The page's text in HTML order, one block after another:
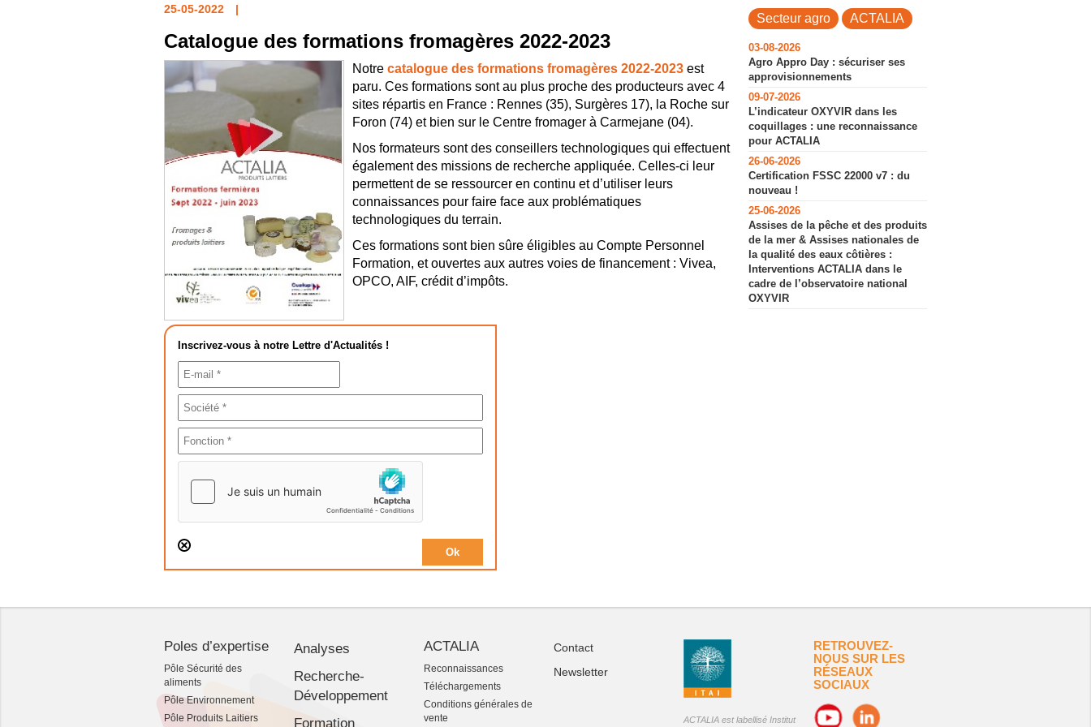
25-05-2022
Catalogue des formations fromagères 2022-2023
Notre catalogue des formations fromagères 2022-2023 est
paru. Ces formations sont au plus proche des producteurs avec 4
sites répartis en France : Rennes (35), Surgères 17), la Roche sur
Foron (74) et bien sur le Centre fromager à Carmejane (04).
Nos formateurs sont des conseillers technologiques qui effectuent
également des missions de recherche appliquée. Celles-ci leur
permettent de se ressourcer en continu et d’utiliser leurs
connaissances pour faire face aux problématiques
technologiques du terrain.
Ces formations sont bien sûre éligibles au Compte Personnel
Formation, et ouvertes aux autres voies de financement : Vivea,
OPCO, AIF, crédit d’impôts.
Inscrivez-vous à notre Lettre d'Actualités !
Secteur agro ACTALIA
03-08-2026
Agro Appro Day : sécuriser ses
approvisionnements
09-07-2026
L’indicateur OXYVIR dans les
coquillages : une reconnaissance
pour ACTALIA
26-06-2026
Certification FSSC 22000 v7 : du
nouveau !
25-06-2026
Assises de la pêche et des produits
de la mer & Assises nationales de
la qualité des eaux côtières :
Interventions ACTALIA dans le
cadre de l’observatoire national
OXYVIR
Poles d’expertise
Pôle Sécurité des
aliments
Pôle Environnement
Pôle Produits Laitiers
Analyses
Recherche-
Développement
Formation
ACTALIA
Reconnaissances
Téléchargements
Conditions générales de
vente
Contact
Newsletter
ACTALIA est labellisé Institut
RETROUVEZ-
NOUS SUR LES
RÉSEAUX
SOCIAUX